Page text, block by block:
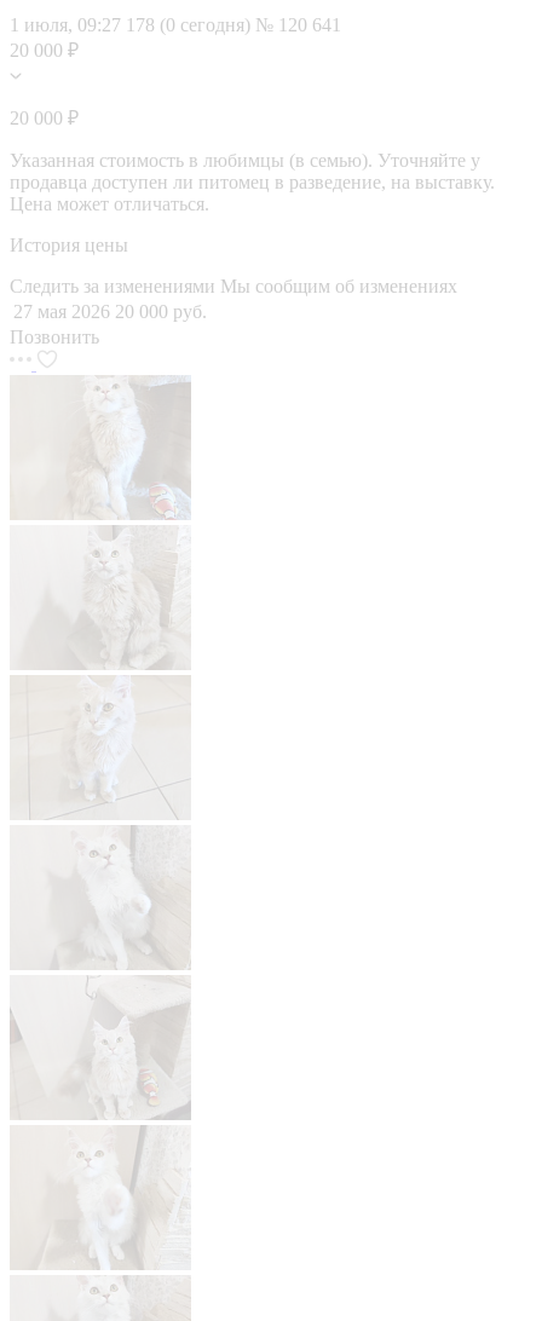
1 июля, 09:27 178 (0 сегодня) № 120 641
20 000 ₽
20 000 ₽
Указанная стоимость в любимцы (в семью). Уточняйте у
продавца доступен ли питомец в разведение, на выставку.
Цена может отличаться.
История цены
Следить за изменениями Мы сообщим об изменениях
27 мая 2026 20 000 руб.
Позвонить